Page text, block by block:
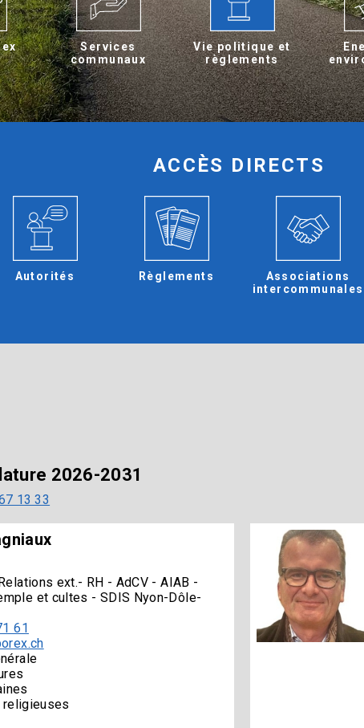
Services
communaux
Vie politique et
règlements
ACCÈS DIRECTS
Autorités Règlements
Associations
intercommunales
2026-2031
13 33
ext.- RH - AdCV - AIAB -
et cultes - SDIS Nyon-Dôle-
61